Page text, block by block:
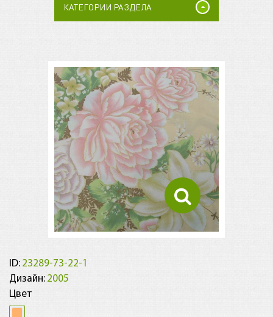
КАТЕГОРИИ РАЗДЕЛА
ID: 23289-73-22-1
Дизайн: 2005
Цвет